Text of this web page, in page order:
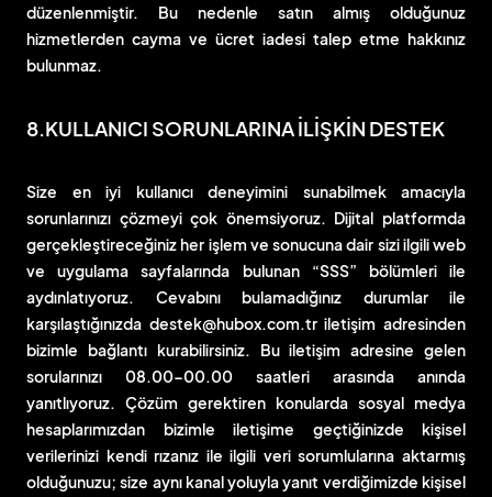
düzenlenmiştir. Bu nedenle satın almış olduğunuz
hizmetlerden cayma ve ücret iadesi talep etme hakkınız
bulunmaz.
8.KULLANICI SORUNLARINA İLİŞKİN DESTEK
Size en iyi kullanıcı deneyimini sunabilmek amacıyla
sorunlarınızı çözmeyi çok önemsiyoruz. Dijital platformda
gerçekleştireceğiniz her işlem ve sonucuna dair sizi ilgili web
ve uygulama sayfalarında bulunan “SSS” bölümleri ile
aydınlatıyoruz. Cevabını bulamadığınız durumlar ile
karşılaştığınızda destek@hubox.com.triletişim adresinden
bizimle bağlantı kurabilirsiniz. Bu iletişim adresine gelen
sorularınızı 08.00-00.00 saatleri arasında anında
yanıtlıyoruz. Çözüm gerektiren konularda sosyal medya
hesaplarımızdan bizimle iletişime geçtiğinizde kişisel
verilerinizi kendi rızanız ile ilgili veri sorumlularına aktarmış
olduğunuzu; size aynı kanal yoluyla yanıt verdiğimizde kişisel